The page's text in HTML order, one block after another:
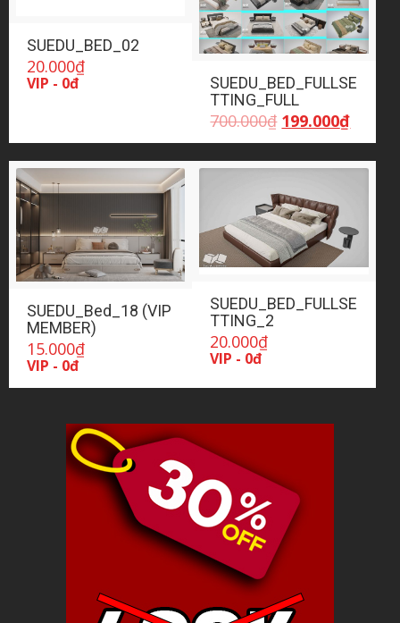
SUEDU_BED_02
20.000₫
VIP - 0đ
SUEDU_BED_FULLSE
TTING_FULL
700.000₫ Giá
700.000₫.
199.000₫Giá
là:
SUEDU_Bed_18 (VIP
MEMBER)
15.000₫
VIP - 0đ
SUEDU_BED_FULLSE
TTING_2
20.000₫
VIP - 0đ